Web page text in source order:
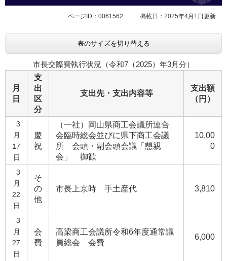
ページID：0061562 掲載日：2025年4月1日更新
表のサイズを切り替える
市長交際費執行状況（令和7（2025）年3月分）
月
日
支
出
区
分
支出先・支出内容等
支出額
（円）
3
月
17
日
慶
祝
（一社）岡山県商工会議所連合
会臨時総会並びに県下商工会議
所 会頭・副会頭会議「懇親
会」 御歓
10,00
0
3
月
22
日
そ
の
他
市長上京時 手土産代 3,810
3
月
27
日
会
費
高梁商工会議所令和6年度通常議
員総会 会費
6,000